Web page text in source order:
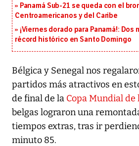
Panamá Sub-21 se queda con el
Centroamericanos y del Caribe
¡Viernes dorado para Panamá!: Dos
récord histórico en Santo Domingo
Bélgica y Senegal nos
partidos más atractivos en
de final de la Copa Mundial de
belgas lograron una
tiempos extras, tras ir
minuto 85.